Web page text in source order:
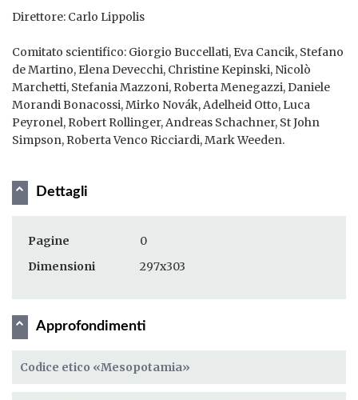
Direttore: Carlo Lippolis
Comitato scientifico: Giorgio Buccellati, Eva Cancik, Stefano
de Martino, Elena Devecchi, Christine Kepinski, Nicolò
Marchetti, Stefania Mazzoni, Roberta Menegazzi, Daniele
Morandi Bonacossi, Mirko Novák, Adelheid Otto, Luca
Peyronel, Robert Rollinger, Andreas Schachner, St John
Simpson, Roberta Venco Ricciardi, Mark Weeden.
Dettagli
Pagine
0
Dimensioni
297x303
Approfondimenti
Codice etico «Mesopotamia»